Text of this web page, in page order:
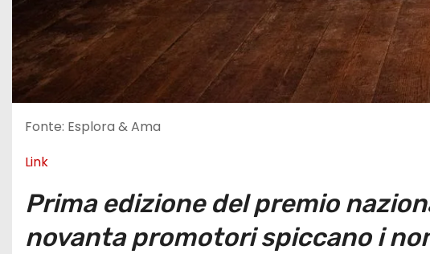
Fonte: Esplora & Ama
Link
Prima edizione del premio
novanta promotori spiccano i